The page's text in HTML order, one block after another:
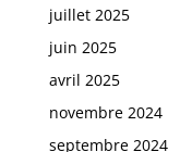
juillet 2025
juin 2025
avril 2025
novembre 2024
septembre 2024